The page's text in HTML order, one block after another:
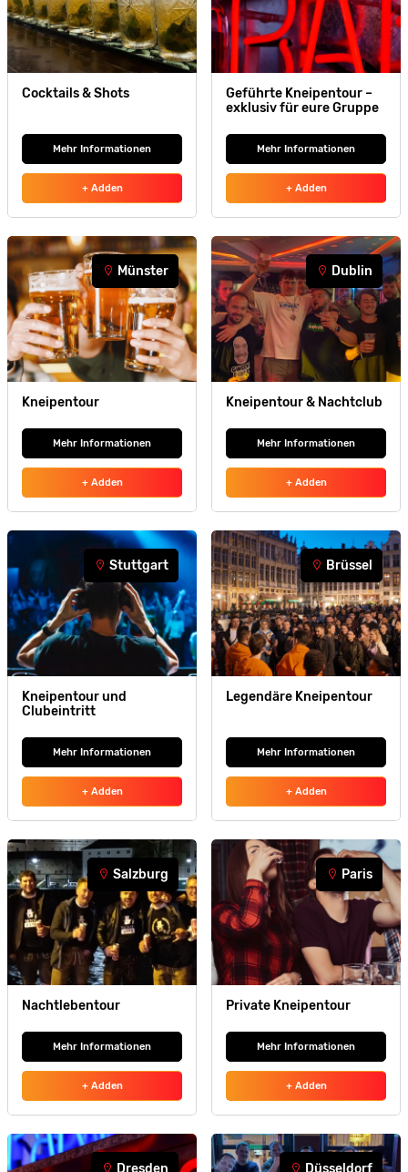
Cocktails & Shots
Mehr Informationen
+ Adden
Geführte Kneipentour –
exklusiv für eure Gruppe
Mehr Informationen
+ Adden
Münster
Kneipentour
Mehr Informationen
+ Adden
Dublin
Kneipentour & Nachtclub
Mehr Informationen
+ Adden
Stuttgart
Kneipentour und
Clubeintritt
Mehr Informationen
+ Adden
Brüssel
Legendäre Kneipentour
Mehr Informationen
+ Adden
Salzburg
Nachtlebentour
Mehr Informationen
+ Adden
Paris
Private Kneipentour
Mehr Informationen
+ Adden
Dresden Düsseldorf